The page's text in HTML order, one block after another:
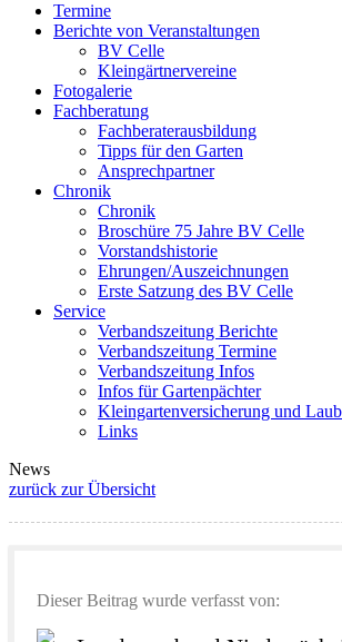
Termine
Berichte von Veranstaltungen
BV Celle
Kleingärtnervereine
Fotogalerie
Fachberatung
Fachberaterausbildung
Tipps für den Garten
Ansprechpartner
Chronik
Chronik
Broschüre 75 Jahre BV Celle
Vorstandshistorie
Ehrungen/Auszeichnungen
Erste Satzung des BV Celle
Service
Verbandszeitung Berichte
Verbandszeitung Termine
Verbandszeitung Infos
Infos für Gartenpächter
Kleingartenversicherung und
Links
News
zurück zur Übersicht
Dieser Beitrag wurde verfasst von: